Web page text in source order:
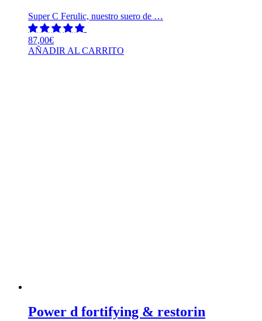
Super C Ferulic, nuestro suero de …
87,00€
AÑADIR AL CARRITO
Power d fortifying & restorin